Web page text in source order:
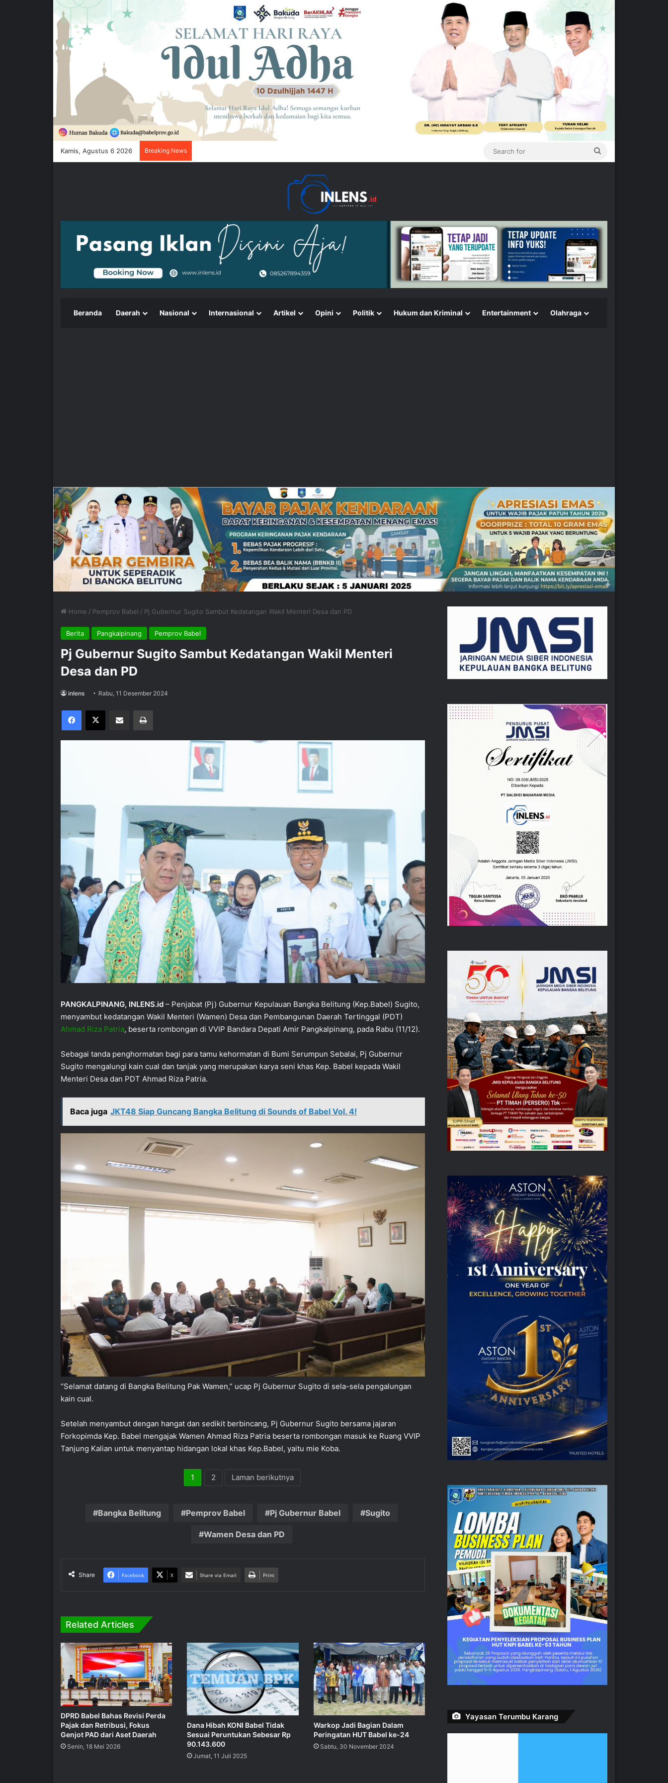
Kamis, Agustus 6 2026 Breaking News
Beranda Daerah Nasional Internasional Artikel Opini Politik Hukum dan Kriminal Entertainment Olahraga
Home / Pemprov Babel / Pj Gubernur Sugito Sambut Kedatangan Wakil Menteri Desa dan PD
Berita Pangkalpinang Pemprov Babel
Pj Gubernur Sugito Sambut Kedatangan Wakil Menteri
Desa dan PD
inlens Rabu, 11 Desember 2024
Facebook
X Share via Email Print
PANGKALPINANG, INLENS.id – Penjabat (Pj) Gubernur Kepulauan Bangka Belitung (Kep.Babel) Sugito,
menyambut kedatangan Wakil Menteri (Wamen) Desa dan Pembangunan Daerah Tertinggal (PDT)
Ahmad Riza Patria, beserta rombongan di VVIP Bandara Depati Amir Pangkalpinang, pada Rabu (11/12).
Sebagai tanda penghormatan bagi para tamu kehormatan di Bumi Serumpun Sebalai, Pj Gubernur
Sugito mengalungi kain cual dan tanjak yang merupakan karya seni khas Kep. Babel kepada Wakil
Menteri Desa dan PDT Ahmad Riza Patria.
Baca juga JKT48 Siap Guncang Bangka Belitung di Sounds of Babel Vol. 4!
“Selamat datang di Bangka Belitung Pak Wamen,” ucap Pj Gubernur Sugito di sela-sela pengalungan
kain cual.
Setelah menyambut dengan hangat dan sedikit berbincang, Pj Gubernur Sugito bersama jajaran
Forkopimda Kep. Babel mengajak Wamen Ahmad Riza Patria beserta rombongan masuk ke Ruang VVIP
Tanjung Kalian untuk menyantap hidangan lokal khas Kep.Babel, yaitu mie Koba.
1 2 Laman berikutnya
Bangka Belitung Pemprov Babel Pj Gubernur Babel Sugito
Wamen Desa dan PD
Share Facebook X Share via Email Print
Related Articles
DPRD Babel Bahas Revisi Perda
Pajak dan Retribusi, Fokus
Genjot PAD dari Aset Daerah
Senin, 18 Mei 2026
Dana Hibah KONI Babel Tidak
Sesuai Peruntukan Sebesar Rp
90.143.600
Jumat, 11 Juli 2025
Warkop Jadi Bagian Dalam
Peringatan HUT Babel ke-24
Sabtu, 30 November 2024
Yayasan Terumbu Karang